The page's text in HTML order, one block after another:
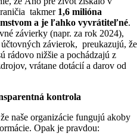
takmer 1,6 milióna
a je ľahko vyvrátiteľné.
závierky (napr. za rok 2024),
závierok, preukazujú, že
rádovo nižšie a pochádzajú z
vrátane dotácií a darov od
kontrola
naše organizácie fungujú akoby
Opak je pravdou: